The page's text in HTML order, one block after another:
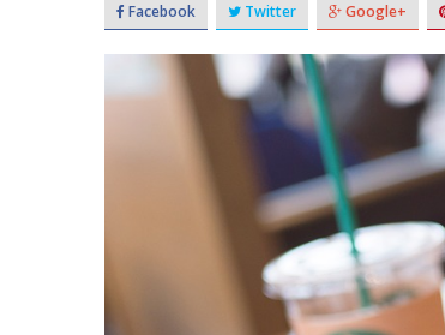
Facebook Twitter Google+